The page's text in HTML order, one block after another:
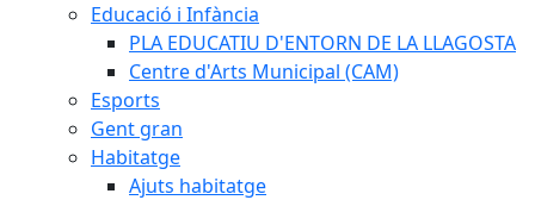
Educació i Infància
PLA EDUCATIU D'ENTORN DE LA LLAGOSTA
Centre d'Arts Municipal (CAM)
Esports
Gent gran
Habitatge
Ajuts habitatge